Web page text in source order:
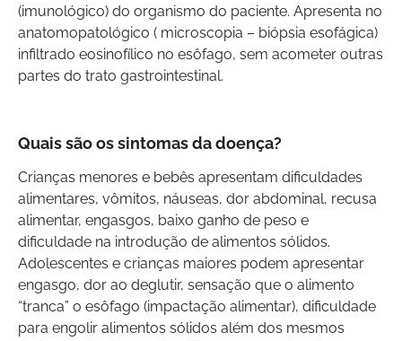
(imunológico) do organismo do paciente. Apresenta no
anatomopatológico ( microscopia – biópsia esofágica)
infiltrado eosinofílico no esôfago, sem acometer outras
partes do trato gastrointestinal.
Quais são os sintomas da doença?
Crianças menores e bebês apresentam dificuldades
alimentares, vômitos, náuseas, dor abdominal, recusa
alimentar, engasgos, baixo ganho de peso e
dificuldade na introdução de alimentos sólidos.
Adolescentes e crianças maiores podem apresentar
engasgo, dor ao deglutir, sensação que o alimento
“tranca” o esôfago (impactação alimentar), dificuldade
para engolir alimentos sólidos além dos mesmos